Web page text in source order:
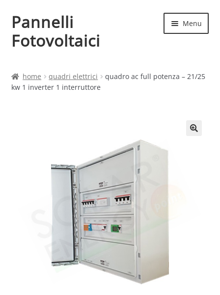
Vai
alla
navigazione
Vai
al
contenuto
Pannelli
Fotovoltaici
Menu
Cart
home quadri elettrici
quadro ac full potenza – 21/25
kw 1 inverter 1 interruttore